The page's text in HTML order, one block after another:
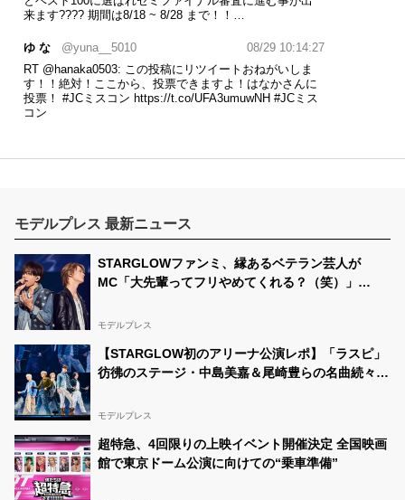
来ます???? 期間は8/18 ~ 8/28 まで！！…
ゆ な @yuna__5010
08/29 10:14:27
RT @hanaka0503: この投稿にリツイートおねがいしま
す！！絶対！ここから、投票できますよ！はなかさんに
投票！ #JCミスコン https://t.co/UFA3umuwNH #JCミス
コン
ゆ な @yuna__5010
ゆななさんに投票！#中一ミスコン
ゆ な @yuna__5010
07/12 18:55:49
ゆななさんに投票！
https://t.co/YEx5LakYKE
ゆ な @yuna__5010
07/12 16:15:48
ゆななさんに投票！#中一ミスコン
https://t.co/YEx5LakYKE
ゆ な @yuna__5010
ゆななさんに投票！#中一ミスコン
https://t.co/YEx5LakYKE
ゆ な @yuna__5010
モデルプレス 最新ニュース
STARGLOWファンミ、縁あるベテラン芸人が
MC「大先輩ってフリやめてくれる？（笑）」
モデルプレス
【STARGLOW初のアリーナ公演レポ】「ラスピ」
彷彿のステージ・中島美嘉＆尾崎豊らの名曲続々カ
てくれたから幸せになったんだ」
モデルプレス
超特急、4回限りの上映イベント開催決定 全国映画
館で東京ドーム公演に向けての“乗車準備”